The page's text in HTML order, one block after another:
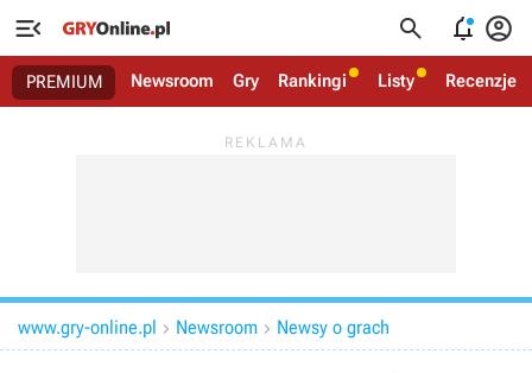
   
PREMIUM Newsroom Gry Rankingi Listy Recenzje
www.gry-online.pl  Newsroom  Newsy o grach